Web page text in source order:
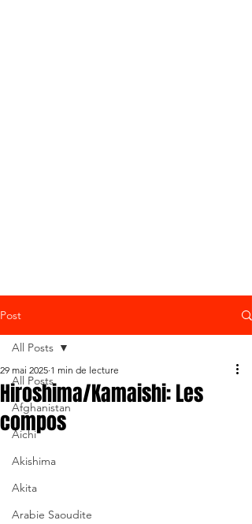
Post
All Posts
Afghanistan
Aichi
Akishima
Akita
Arabie Saoudite
All Posts
Hiroshima/Kamaishi: Les
compos
29 mai 2025 1 min de lecture